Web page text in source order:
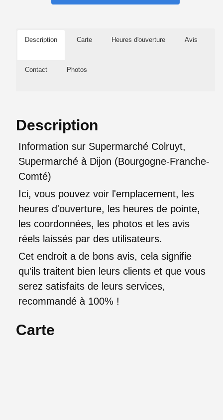
Description Carte Heures d'ouverture Avis
Contact Photos
Description
Information sur Supermarché Colruyt,
Supermarché à Dijon (Bourgogne-Franche-
Comté)
Ici, vous pouvez voir l'emplacement, les
heures d'ouverture, les heures de pointe,
les coordonnées, les photos et les avis
réels laissés par des utilisateurs.
Cet endroit a de bons avis, cela signifie
qu'ils traitent bien leurs clients et que vous
serez satisfaits de leurs services,
recommandé à 100% !
Carte